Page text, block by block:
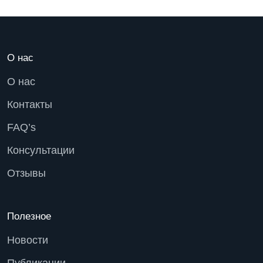
О нас
О нас
Контакты
FAQ’s
Консультации
Отзывы
Полезное
Новости